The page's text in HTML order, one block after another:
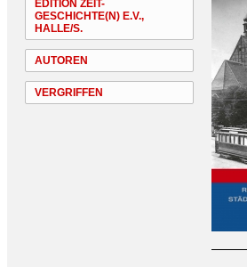
EDITION ZEIT-
GESCHICHTE(N) E.V.,
HALLE/S.
AUTOREN
VERGRIFFEN